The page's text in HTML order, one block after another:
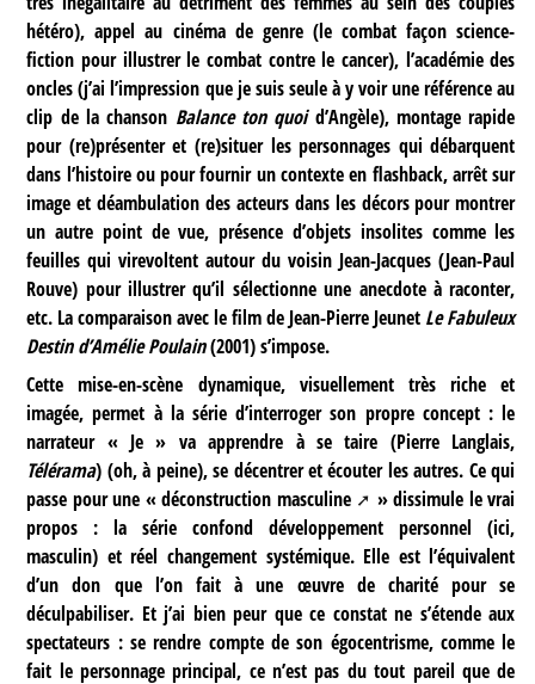
hétéro), appel au cinéma de genre (le combat façon science-
fiction pour illustrer le combat contre le cancer), l’académie des
oncles (j’ai l’impression que je suis seule à y voir une référence au
clip de la chanson Balance ton quoid’Angèle), montage rapide
pour (re)présenter et (re)situer les personnages qui débarquent
dans l’histoire ou pour fournir un contexte en flashback, arrêt sur
image et déambulation des acteurs dans les décors pour montrer
un autre point de vue, présence d’objets insolites comme les
feuilles qui virevoltent autour du voisin Jean-Jacques (Jean-Paul
Rouve) pour illustrer qu’il sélectionne une anecdote à raconter,
etc. La comparaison avec le film de Jean-Pierre Jeunet Le Fabuleux
Destin d’Amélie Poulain(2001) s’impose.
Cette mise-en-scène dynamique, visuellement très riche et
imagée, permet à la série d’interroger son propre concept : le
narrateur « Je » va apprendre à se taire (Pierre Langlais,
Télérama) (oh, à peine), se décentrer et écouter les autres. Ce qui
passe pour une «déconstruction masculine
» dissimule le vrai
propos : la série confond développement personnel (ici,
masculin) et réel changement systémique. Elle est l’équivalent
d’un don que l’on fait à une œuvre de charité pour se
déculpabiliser. Et j’ai bien peur que ce constat ne s’étende aux
spectateurs : se rendre compte de son égocentrisme, comme le
fait le personnage principal, ce n’est pas du tout pareil que de